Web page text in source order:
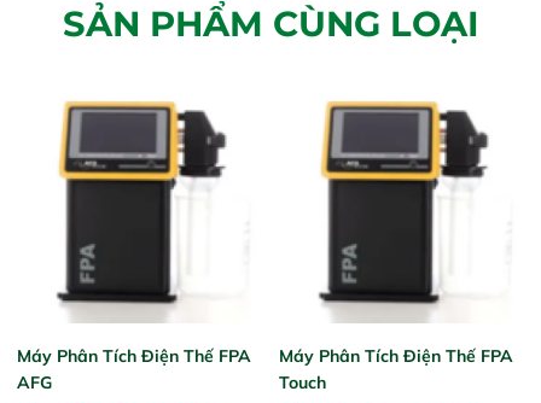
SẢN PHẨM CÙNG LOẠI
Máy Phân Tích Điện Thế FPA
AFG
Máy Phân Tích Điện Thế FPA
Touch